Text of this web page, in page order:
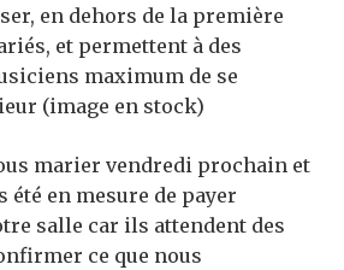
en dehors de la première
et permettent à des
maximum de se
(image en stock)
marier vendredi prochain et
été en mesure de payer
salle car ils attendent des
ce que nous